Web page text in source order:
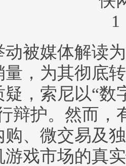
媒体解读为
量，为其彻底
，索尼以“数
辩护。然而
购、微交易及
游戏市场的真